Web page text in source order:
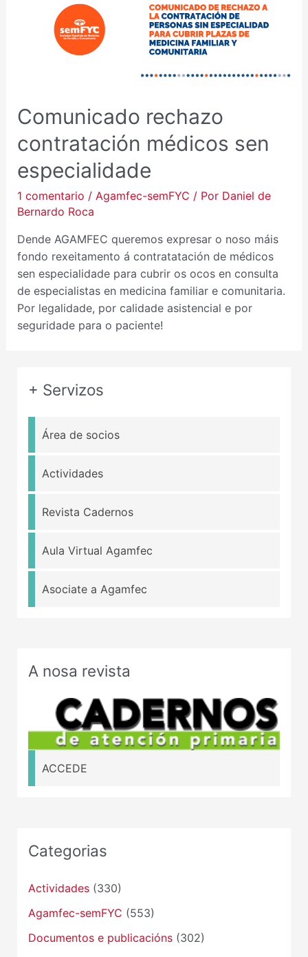
Comunicado rechazo
contratación médicos sen
especialidade
1 comentario / Agamfec-semFYC / Por Daniel de
Bernardo Roca
Dende AGAMFEC queremos expresar o noso máis
fondo rexeitamento á contratatación de médicos
sen especialidade para cubrir os ocos en consulta
de especialistas en medicina familiar e comunitaria.
Por legalidade, por calidade asistencial e por
seguridade para o paciente!
+ Servizos
Área de socios
Actividades
Revista Cadernos
Aula Virtual Agamfec
Asociate a Agamfec
A nosa revista
ACCEDE
Categorias
Actividades(330)
Agamfec-semFYC (553)
Documentos e publicacións(302)